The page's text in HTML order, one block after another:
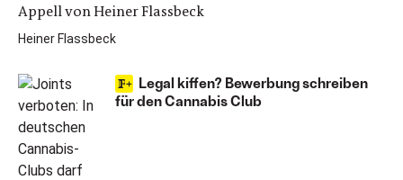
Appell von Heiner Flassbeck
Heiner Flassbeck
Legal kiffen? Bewerbung schreiben
für den Cannabis Club